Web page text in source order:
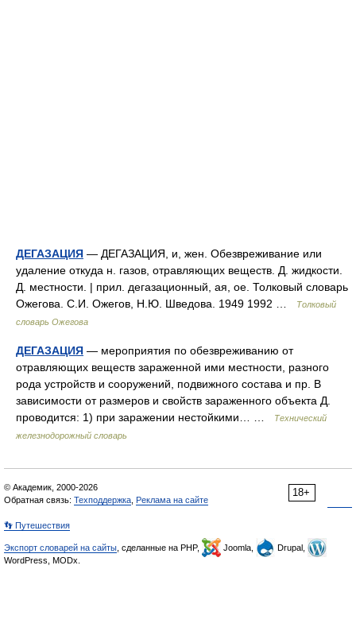
ДЕГАЗАЦИЯ — ДЕГАЗАЦИЯ, и, жен. Обезвреживание или
удаление откуда н. газов, отравляющих веществ. Д. жидкости.
Д. местности. | прил. дегазационный, ая, ое. Толковый словарь
Ожегова. С.И. Ожегов, Н.Ю. Шведова. 1949 1992 …
Толковый
словарь Ожегова
ДЕГАЗАЦИЯ — мероприятия по обезвреживанию от
отравляющих веществ зараженной ими местности, разного
рода устройств и сооружений, подвижного состава и пр. В
зависимости от размеров и свойств зараженного объекта Д.
проводится: 1) при заражении нестойкими… …
Технический
железнодорожный словарь
18+
© Академик, 2000-2026
Обратная связь: Техподдержка Реклама на сайте
👣 Путешествия
Экспорт словарей на сайты , сделанные на PHP, Joomla,
Drupal,
WordPress, MODx.